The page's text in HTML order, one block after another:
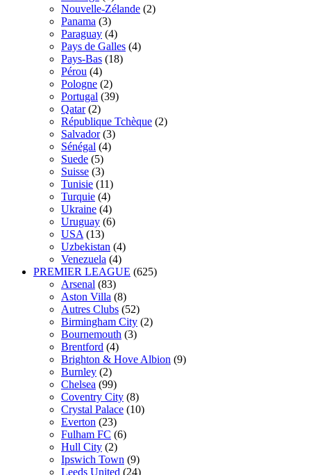
Nouvelle-Zélande (2)
Panama (3)
Paraguay (4)
Pays de Galles (4)
Pays-Bas (18)
Pérou (4)
Pologne (2)
Portugal (39)
Qatar (2)
République Tchèque (2)
Salvador (3)
Sénégal (4)
Suede (5)
Suisse (3)
Tunisie (11)
Turquie (4)
Ukraine (4)
Uruguay (6)
USA (13)
Uzbekistan (4)
Venezuela (4)
PREMIER LEAGUE (625)
Arsenal (83)
Aston Villa (8)
Autres Clubs (52)
Birmingham City (2)
Bournemouth (3)
Brentford (4)
Brighton & Hove Albion (9)
Burnley (2)
Chelsea (99)
Coventry City (8)
Crystal Palace (10)
Everton (23)
Fulham FC (6)
Hull City (2)
Ipswich Town (9)
Leeds United (24)